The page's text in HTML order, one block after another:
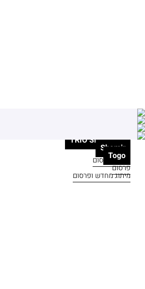
TRIO SHARONA
מיתוג ופרסום
Shamir
פרסום
Togo
מיתוג מחדש ופרסום